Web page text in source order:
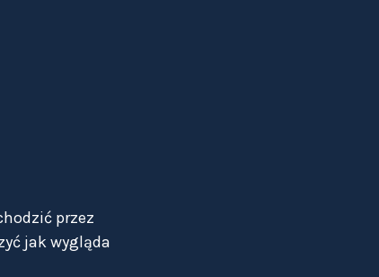
przez
jak wygląda